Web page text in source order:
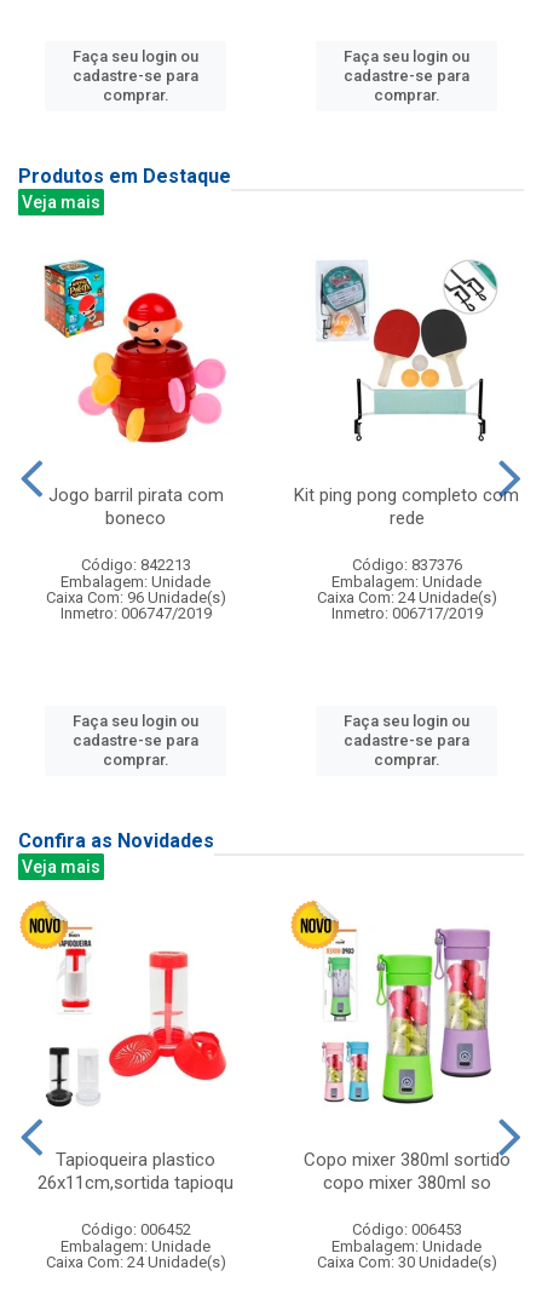
Faça seu login ou
cadastre-se para
comprar.
Faça seu login ou
cadastre-se para
comprar.
Produtos em Destaque
Veja mais
Jogo barril pirata com
boneco
Código: 842213
Embalagem: Unidade
Caixa Com: 96 Unidade(s)
Inmetro: 006747/2019
Faça seu login ou
cadastre-se para
comprar.
Kit ping pong completo com
rede
Código: 837376
Embalagem: Unidade
Caixa Com: 24 Unidade(s)
Inmetro: 006717/2019
Faça seu login ou
cadastre-se para
comprar.
Confira as Novidades
Veja mais
Tapioqueira plastico
26x11cm,sortida tapioqu
Código: 006452
Embalagem: Unidade
Caixa Com: 24 Unidade(s)
Copo mixer 380ml sortido
copo mixer 380ml so
Código: 006453
Embalagem: Unidade
Caixa Com: 30 Unidade(s)